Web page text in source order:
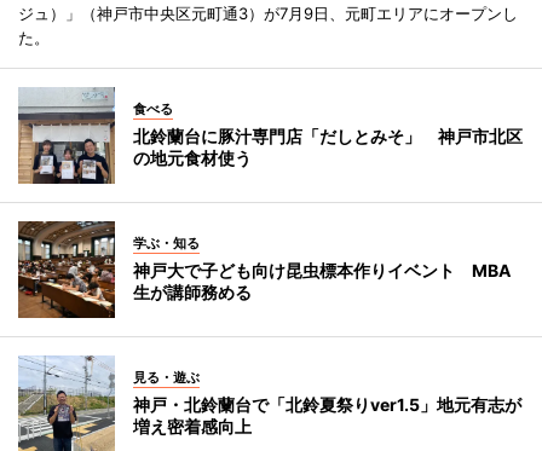
ジュ）」（神戸市中央区元町通3）が7月9日、元町エリアにオープンし
た。
食べる
北鈴蘭台に豚汁専門店「だしとみそ」 神戸市北区
の地元食材使う
学ぶ・知る
神戸大で子ども向け昆虫標本作りイベント MBA
生が講師務める
見る・遊ぶ
神戸・北鈴蘭台で「北鈴夏祭りver1.5」地元有志が
増え密着感向上